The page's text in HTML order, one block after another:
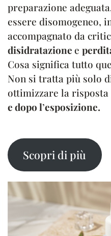
preparazione
essere disomogeneo,
accompagnato da
disidratazionee
Cosa significa tutto
Non si tratta più solo
ottimizzare la risposta
e dopo l’esposizione.
Scopri di più